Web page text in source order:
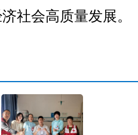
社会高质量发展。